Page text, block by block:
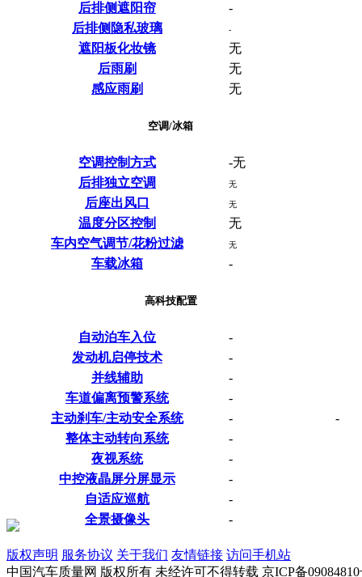
后排侧遮阳帘
-
后排侧隐私玻璃
-
遮阳板化妆镜
无
后雨刷
无
感应雨刷
无
空调/冰箱
空调控制方式
-无
后排独立空调
无
后座出风口 无
温度分区控制
无
车内空气调节/花粉过滤
无
车载冰箱 -
高科技配置
自动泊车入位
-
发动机启停技术
-
并线辅助
-
车道偏离预警系统
-
主动刹车/主动安全系统
-
-
整体主动转向系统
-
夜视系统
-
中控液晶屏分屏显示
-
自适应巡航
-
全景摄像头
-
版权声明 服务协议 关于我们 友情链接 访问手机站
中国汽车质量网 版权所有 未经许可不得转载 京ICP备09084810